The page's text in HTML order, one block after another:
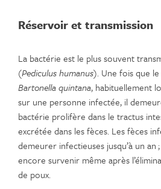
Réservoir et transmission
La bactérie est le plus souvent
(Pediculus humanus). Une fois que
Bartonella quintana, habituellement
sur une personne infectée, il
bactérie prolifère dans le tractus
excrétée dans les fèces. Les fèces
demeurer infectieuses jusqu’à un an
encore survenir même après
de poux.